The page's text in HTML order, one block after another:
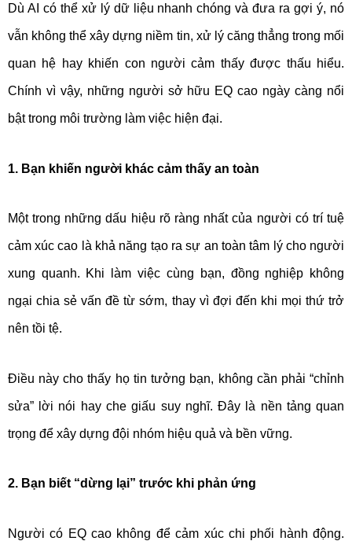
Dù AI có thể xử lý dữ liệu nhanh chóng và đưa ra gợi ý, nó
vẫn không thể xây dựng niềm tin, xử lý căng thẳng trong mối
quan hệ hay khiến con người cảm thấy được thấu hiểu.
Chính vì vậy, những người sở hữu EQ cao ngày càng nổi
bật trong môi trường làm việc hiện đại.
1. Bạn khiến người khác cảm thấy an toàn
Một trong những dấu hiệu rõ ràng nhất của người có trí tuệ
cảm xúc cao là khả năng tạo ra sự an toàn tâm lý cho người
xung quanh. Khi làm việc cùng bạn, đồng nghiệp không
ngại chia sẻ vấn đề từ sớm, thay vì đợi đến khi mọi thứ trở
nên tồi tệ.
Điều này cho thấy họ tin tưởng bạn, không cần phải “chỉnh
sửa” lời nói hay che giấu suy nghĩ. Đây là nền tảng quan
trọng để xây dựng đội nhóm hiệu quả và bền vững.
2. Bạn biết “dừng lại” trước khi phản ứng
Người có EQ cao không để cảm xúc chi phối hành động.